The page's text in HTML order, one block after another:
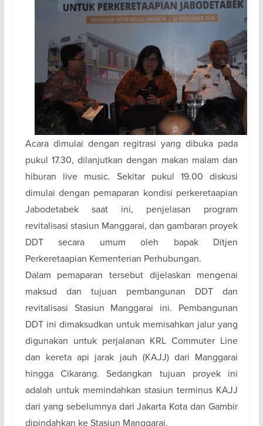
Acara dimulai dengan regitrasi yang dibuka pada
pukul 17.30, dilanjutkan dengan makan malam dan
hiburan live music. Sekitar pukul 19.00 diskusi
dimulai dengan pemaparan kondisi perkeretaapian
Jabodetabek saat ini, penjelasan program
revitalisasi stasiun Manggarai, dan gambaran proyek
DDT secara umum oleh bapak Ditjen
Perkeretaapian Kementerian Perhubungan.
Dalam pemaparan tersebut dijelaskan mengenai
maksud dan tujuan pembangunan DDT dan
revitalisasi Stasiun Manggarai ini. Pembangunan
DDT ini dimaksudkan untuk memisahkan jalur yang
digunakan untuk perjalanan KRL Commuter Line
dan kereta api jarak jauh (KAJJ) dari Manggarai
hingga Cikarang. Sedangkan tujuan proyek ini
adalah untuk memindahkan stasiun terminus KAJJ
dari yang sebelumnya dari Jakarta Kota dan Gambir
dipindahkan ke Stasiun Manggarai.